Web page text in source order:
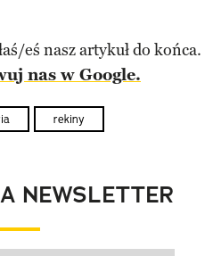
eś nasz artykuł do końca.
nas w Google.
rekiny
NEWSLETTER